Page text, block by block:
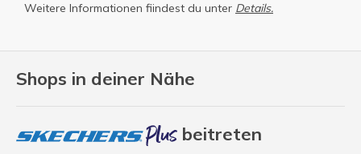
Shops in deiner Nähe
beitreten
Weitere Informationen fiindest du unter Details.